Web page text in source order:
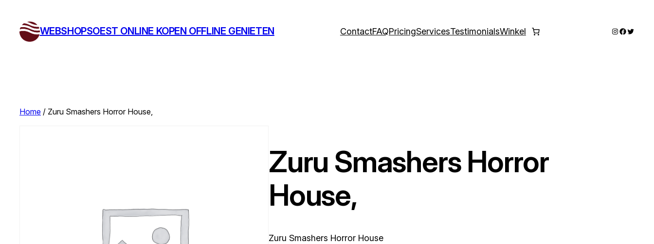
WEBSHOPSOEST ONLINE KOPEN OFFLINE GENIETEN ContactFAQPricingServicesTestimonialsWinkel Instagram
Twitter
Home / Zuru Smashers Horror House,
Zuru Smashers Horror
House,
Zuru Smashers Horror House